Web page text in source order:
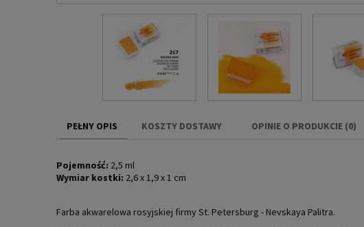
PEŁNY OPIS KOSZTY DOSTAWY OPINIE O PRODUKCIE (0)
Pojemność: 2,5 ml
Wymiar kostki: 2,6 x 1,9 x 1 cm
Farba akwarelowa rosyjskiej firmy St. Petersburg - Nevskaya Palitra.